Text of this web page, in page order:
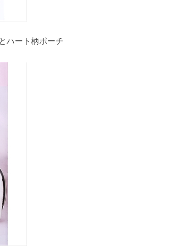
ハート柄ポーチ